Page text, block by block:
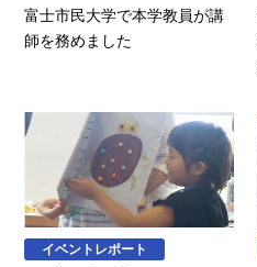
富士市民大学で本学教員が講
師を務めました
イベントレポート